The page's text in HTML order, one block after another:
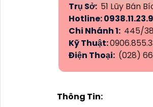
Trụ Sở: 51 Lũy Bán
Hotline:
Chi Nhánh 1: 445/
Kỹ Thuật:
Điện Thoại: (028)
Thông Tin: